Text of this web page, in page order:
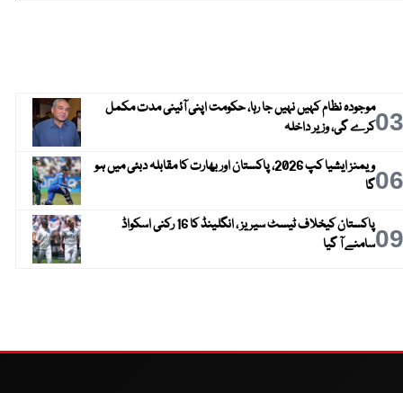
03موجودہ نظام کہیں نہیں جا رہا، حکومت اپنی آئینی مدت مکمل
کرے گی، وزیر داخلہ
06
ویمنز ایشیا کپ 2026، پاکستان اور بھارت کا مقابلہ دبئی میں ہو
گا
09
پاکستان کیخلاف ٹیسٹ سیریز ، انگلینڈ کا 16 رکنی اسکواڈ
سامنے آ گیا